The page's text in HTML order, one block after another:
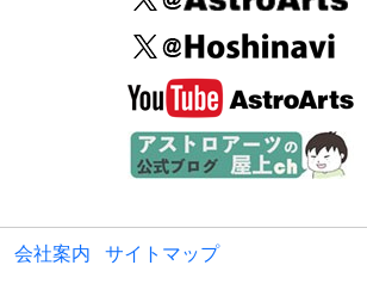
会社案内 サイトマップ